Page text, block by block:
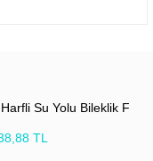
Su Yolu Bileklik F
TL